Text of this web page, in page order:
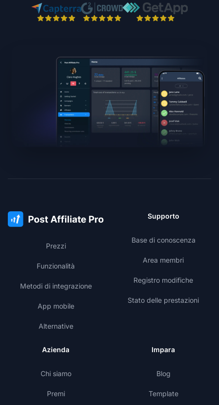
Prezzi
Funzionalità
Metodi di integrazione
App mobile
Alternative
Supporto
Base di conoscenza
Area membri
Registro modifiche
Stato delle prestazioni
Azienda
Chi siamo
Premi
Impara
Blog
Template